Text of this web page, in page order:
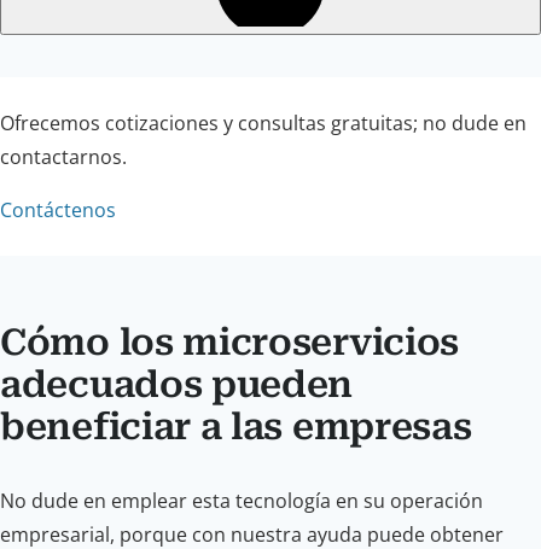
Ofrecemos cotizaciones y consultas gratuitas; no dude en
contactarnos.
Contáctenos
Cómo los microservicios
adecuados pueden
beneficiar a las empresas
No dude en emplear esta tecnología en su operación
empresarial, porque con nuestra ayuda puede obtener